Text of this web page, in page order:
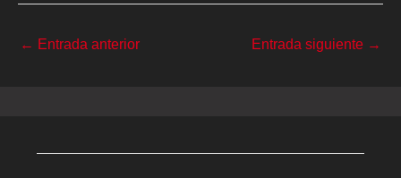
← Entrada anterior Entrada siguiente →